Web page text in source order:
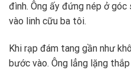
đình. ​Ông ấy đứng nép ở
vào linh cữu ba tôi.
Khi rạp đám tang gần như
bước vào. Ông lẳng lặng